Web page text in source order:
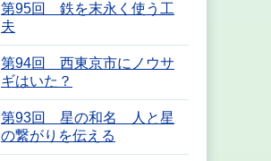
第95回 鉄を末永く使う工
夫
第94回 西東京市にノウサ
ギはいた？
第93回 星の和名 人と星
の繋がりを伝える